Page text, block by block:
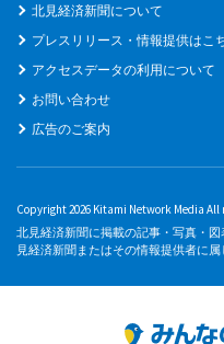
北見経済新聞について
プレスリリース・情報提供はこ
アクセスデータの利用について
お問い合わせ
広告のご案内
Copyright 2026 Kitami Network Media All
北見経済新聞に掲載の記事・写真・
見経済新聞またはその情報提供者に属